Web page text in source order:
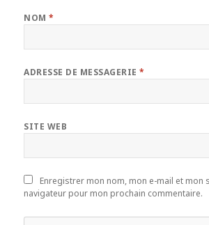
NOM*
ADRESSE DE MESSAGERIE*
SITE WEB
Enregistrer mon nom, mon e-mail et mon
navigateur pour mon prochain commentaire.